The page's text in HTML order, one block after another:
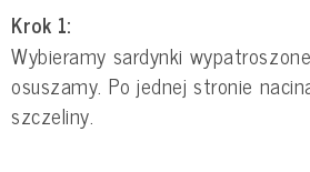
Krok 1:
Wybieramy sardynki
osuszamy. Po jednej stronie
szczeliny.